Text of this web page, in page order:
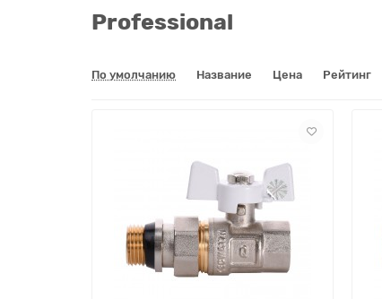
Professional
По умолчанию Название Цена Рейтинг